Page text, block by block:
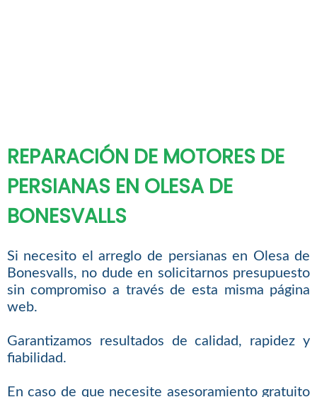
REPARACIÓN DE MOTORES DE
PERSIANAS EN OLESA DE
BONESVALLS
Si necesito el arreglo de persianas en Olesa de
Bonesvalls, no dude en solicitarnos presupuesto
sin compromiso a través de esta misma página
web.
Garantizamos resultados de calidad, rapidez y
fiabilidad.
En caso de que necesite asesoramiento gratuito